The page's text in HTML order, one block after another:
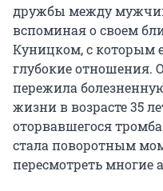
дружбы между
вспоминая о своем
Куницком, с которым
глубокие отношения.
пережила
жизни в возрасте 35
оторвавшегося
стала поворотным
пересмотреть многие